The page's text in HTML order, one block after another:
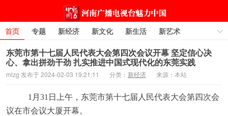
首页 专题 新经济 新文化 新生活
新艺术
图片
城市·旅游 科技 大师新匠 访谈
评论
原创
东莞市第十七届人民代表大会第四次会议开幕 坚定信心决
心、拿出拼劲干劲 扎实推进中国式现代化的东莞实践
mlzg 发布于 2024-02-03 19:21:11 分类： 新经济 来源：本站
1 月 31 日上午， 东莞市第十七届人民代表大会第 四次会
议在市会议大厦开幕。